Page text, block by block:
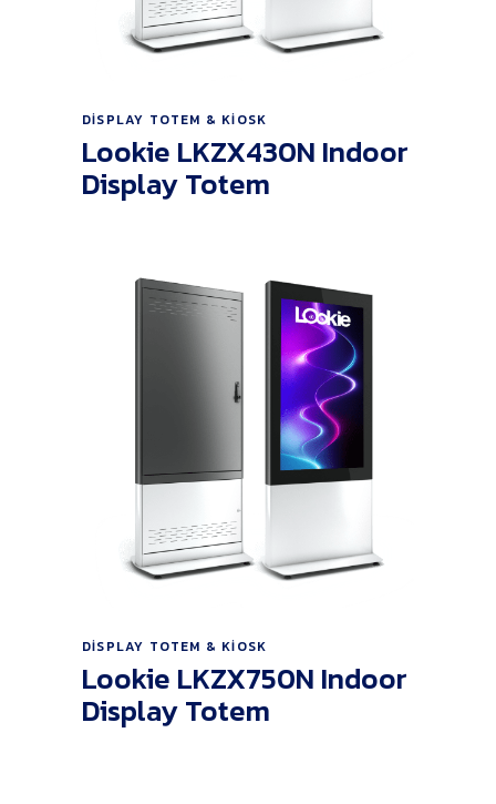
Ürünü İncele
DISPLAY TOTEM & KIOSK
Lookie LKZX430N Indoor
Display Totem
Ürünü İncele
DISPLAY TOTEM & KIOSK
Lookie LKZX750N Indoor
Display Totem